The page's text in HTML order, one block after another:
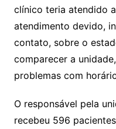
clínico teria atendido
atendimento devido,
contato, sobre o
comparecer a
problemas com
O responsável pela
recebeu 596